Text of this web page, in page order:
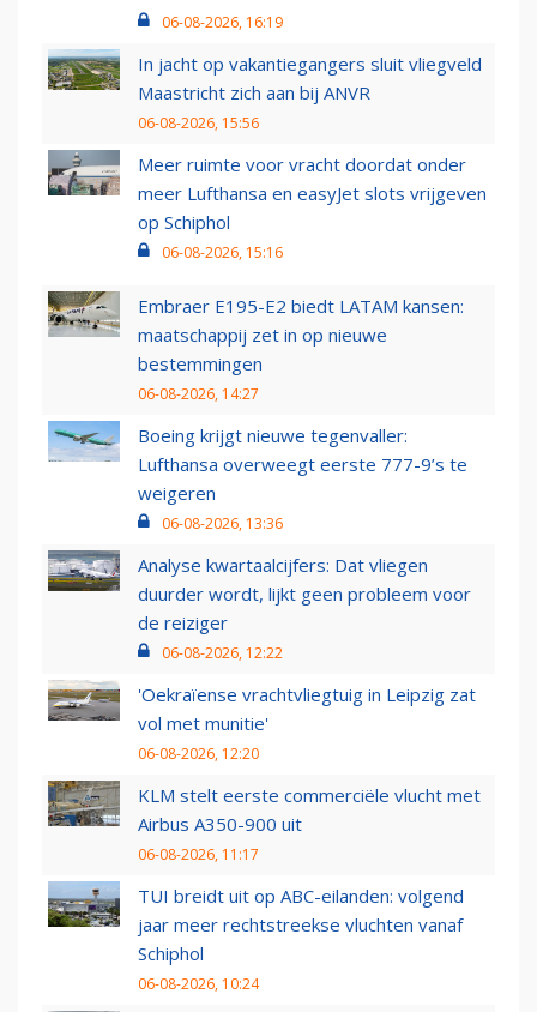
06-08-2026, 16:19
In jacht op vakantiegangers sluit vliegveld
Maastricht zich aan bij ANVR
06-08-2026, 15:56
Meer ruimte voor vracht doordat onder
meer Lufthansa en easyJet slots vrijgeven
op Schiphol
06-08-2026, 15:16
Embraer E195-E2 biedt LATAM kansen:
maatschappij zet in op nieuwe
bestemmingen
06-08-2026, 14:27
Boeing krijgt nieuwe tegenvaller:
Lufthansa overweegt eerste 777-9’s te
weigeren
06-08-2026, 13:36
Analyse kwartaalcijfers: Dat vliegen
duurder wordt, lijkt geen probleem voor
de reiziger
06-08-2026, 12:22
'Oekraïense vrachtvliegtuig in Leipzig zat
vol met munitie'
06-08-2026, 12:20
KLM stelt eerste commerciële vlucht met
Airbus A350-900 uit
06-08-2026, 11:17
TUI breidt uit op ABC-eilanden: volgend
jaar meer rechtstreekse vluchten vanaf
Schiphol
06-08-2026, 10:24